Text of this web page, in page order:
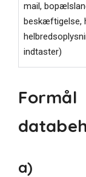
mail,
beskæftigelse,
indtaster)
a) At